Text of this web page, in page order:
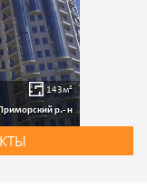
143м²
Приморский р.- н